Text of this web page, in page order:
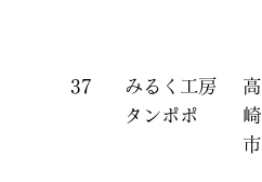
37
みるく工房
タンポポ
高
崎
市